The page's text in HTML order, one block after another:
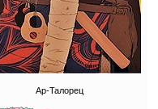
Ар-Талорец